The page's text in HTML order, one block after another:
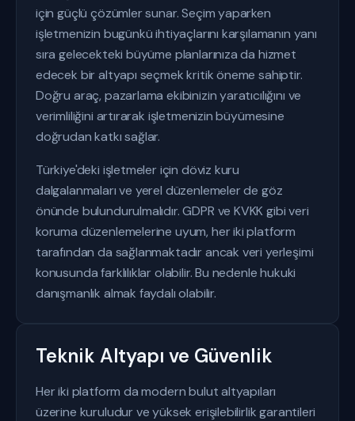
için güçlü çözümler sunar. Seçim yaparken
işletmenizin bugünkü ihtiyaçlarını karşılamanın yanı
sıra gelecekteki büyüme planlarınıza da hizmet
edecek bir altyapı seçmek kritik öneme sahiptir.
Doğru araç, pazarlama ekibinizin yaratıcılığını ve
verimliliğini artırarak işletmenizin büyümesine
doğrudan katkı sağlar.
Türkiye'deki işletmeler için döviz kuru
dalgalanmaları ve yerel düzenlemeler de göz
önünde bulundurulmalıdır. GDPR ve KVKK gibi veri
koruma düzenlemelerine uyum, her iki platform
tarafından da sağlanmaktadır ancak veri yerleşimi
konusunda farklılıklar olabilir. Bu nedenle hukuki
danışmanlık almak faydalı olabilir.
Teknik Altyapı ve Güvenlik
Her iki platform da modern bulut altyapıları
üzerine kuruludur ve yüksek erişilebilirlik garantileri